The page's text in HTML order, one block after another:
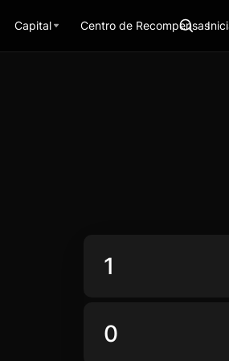
Capital Centro de Recompensas